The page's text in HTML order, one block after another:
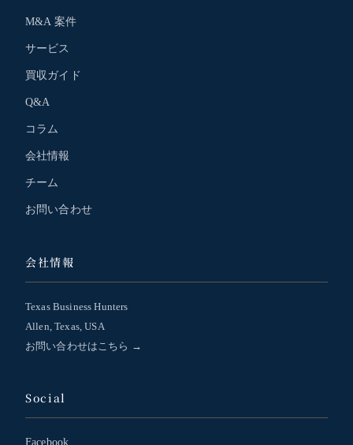
M&A 案件
サービス
買収ガイド
Q&A
コラム
会社情報
チーム
お問い合わせ
会社情報
Texas Business Hunters
Allen, Texas, USA
お問い合わせはこちら →
Social
Facebook